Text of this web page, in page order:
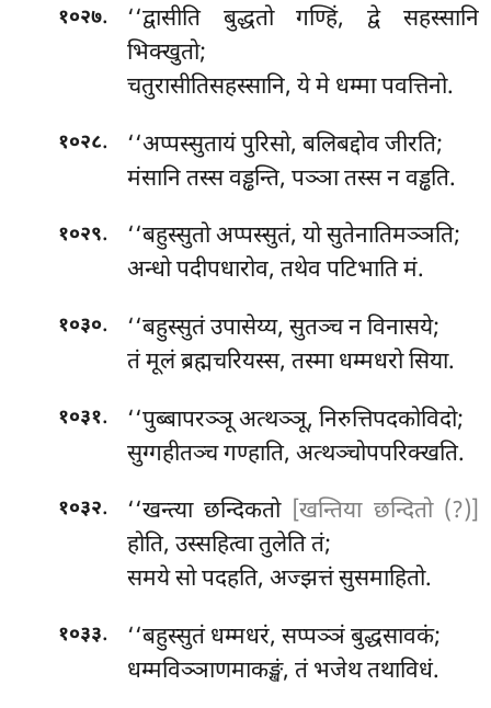
१०२७. ‘‘द्वासीति बुद्धतो गण्हिं, द्वे सहस्सानि
भिक्खुतो;
चतुरासीतिसहस्सानि, ये मे धम्मा पवत्तिनो.
१०२८.
‘‘अप्पस्सुतायं पुरिसो, बलिबद्दोव जीरति;
मंसानि तस्स वड्ढन्ति, पञ्ञा तस्स न वड्ढति.
१०२९.
‘‘बहुस्सुतो अप्पस्सुतं, यो सुतेनातिमञ्ञति;
अन्धो पदीपधारोव, तथेव पटिभाति मं.
१०३०.
‘‘बहुस्सुतं उपासेय्य, सुतञ्च न विनासये;
तं मूलं ब्रह्मचरियस्स, तस्मा धम्मधरो सिया.
१०३१.
‘‘पुब्बापरञ्ञू अत्थञ्ञू, निरुत्तिपदकोविदो;
सुग्गहीतञ्च गण्हाति, अत्थञ्चोपपरिक्खति.
१०३२. ‘‘खन्त्याछन्दिकतो [खन्तिया छन्दितो (?)]
होति, उस्सहित्वा तुलेति तं;
समये सो पदहति, अज्झत्तं सुसमाहितो.
१०३३.
‘‘बहुस्सुतं धम्मधरं, सप्पञ्ञं बुद्धसावकं;
धम्मविञ्ञाणमाकङ्खं, तं भजेथ तथाविधं.